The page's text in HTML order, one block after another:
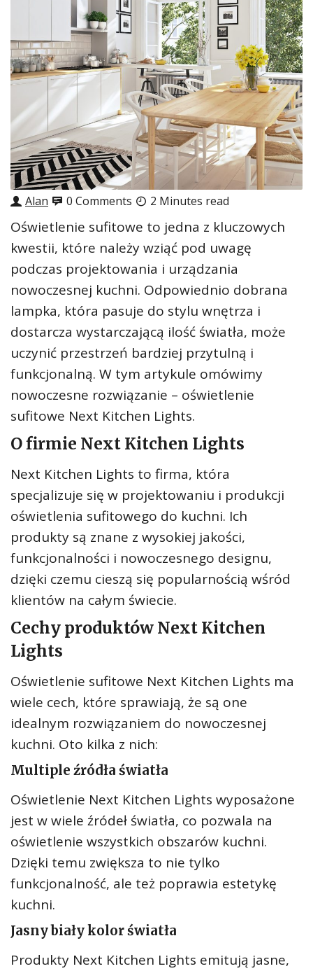
Alan 0 Comments 2 Minutes read
Oświetlenie sufitowe to jedna z kluczowych
kwestii, które należy wziąć pod uwagę
podczas projektowania i urządzania
nowoczesnej kuchni. Odpowiednio dobrana
lampka, która pasuje do stylu wnętrza i
dostarcza wystarczającą ilość światła, może
uczynić przestrzeń bardziej przytulną i
funkcjonalną. W tym artykule omówimy
nowoczesne rozwiązanie – oświetlenie
sufitowe Next Kitchen Lights.
O firmie Next Kitchen Lights
Next Kitchen Lights to firma, która
specjalizuje się w projektowaniu i produkcji
oświetlenia sufitowego do kuchni. Ich
produkty są znane z wysokiej jakości,
funkcjonalności i nowoczesnego designu,
dzięki czemu cieszą się popularnością wśród
klientów na całym świecie.
Cechy produktów Next Kitchen
Lights
Oświetlenie sufitowe Next Kitchen Lights ma
wiele cech, które sprawiają, że są one
idealnym rozwiązaniem do nowoczesnej
kuchni. Oto kilka z nich:
Multiple źródła światła
Oświetlenie Next Kitchen Lights wyposażone
jest w wiele źródeł światła, co pozwala na
oświetlenie wszystkich obszarów kuchni.
Dzięki temu zwiększa to nie tylko
funkcjonalność, ale też poprawia estetykę
kuchni.
Jasny biały kolor światła
Produkty Next Kitchen Lights emitują jasne,